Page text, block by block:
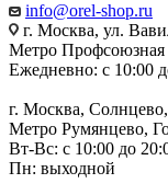
info@orel-shop.ru
г. Москва, ул.
Метро Профсоюзная
Ежедневно: с 10:00
г. Москва,
Метро Румянцево,
Вт-Вс: с 10:00 до
Пн: выходной